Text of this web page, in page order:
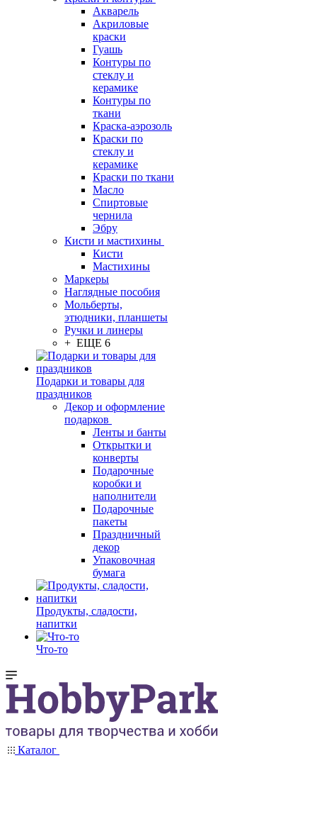
Акварель
Акриловые
краски
Гуашь
Контуры по
стеклу и
керамике
Контуры по
ткани
Краска-аэрозоль
Краски по
стеклу и
керамике
Краски по ткани
Масло
Спиртовые
чернила
Эбру
Кисти и мастихины
Кисти
Мастихины
Маркеры
Наглядные пособия
Мольберты,
этюдники, планшеты
Ручки и линеры
+ ЕЩЕ 6
Подарки и товары для
праздников
Декор и оформление
подарков
Ленты и банты
Открытки и
конверты
Подарочные
коробки и
наполнители
Подарочные
пакеты
Праздничный
декор
Упаковочная
бумага
Продукты, сладости,
напитки
Что-то
Каталог